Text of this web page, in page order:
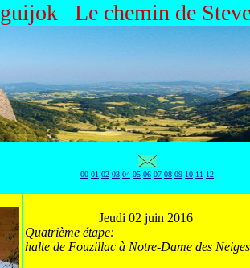
guijok Le chemin de
00 01 02 03 04 05 06 07 08 09 10 11 12
Jeudi 02 juin 2016
Quatrième étape:
halte de Fouzillac à Notre-Dame des